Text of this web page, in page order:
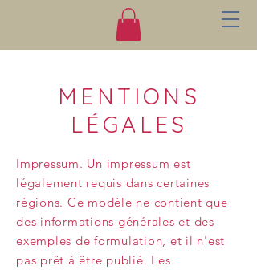
MENTIONS
LÉGALES
Impressum. Un impressum est
légalement requis dans certaines
régions. Ce modèle ne contient que
des informations générales et des
exemples de formulation, et il n'est
pas prêt à être publié. Les